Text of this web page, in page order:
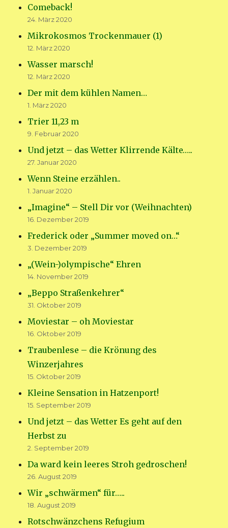
Comeback!
24. März 2020
Mikrokosmos Trockenmauer (1)
12. März 2020
Wasser marsch!
12. März 2020
Der mit dem kühlen Namen…
1. März 2020
Trier 11,23 m
9. Februar 2020
Und jetzt – das Wetter Klirrende Kälte…..
27. Januar 2020
Wenn Steine erzählen..
1. Januar 2020
„Imagine“ – Stell Dir vor (Weihnachten)
16. Dezember 2019
Frederick oder „Summer moved on…“
3. Dezember 2019
„(Wein-)olympische“ Ehren
14. November 2019
„Beppo Straßenkehrer“
31. Oktober 2019
Moviestar – oh Moviestar
16. Oktober 2019
Traubenlese – die Krönung des
Winzerjahres
15. Oktober 2019
Kleine Sensation in Hatzenport!
15. September 2019
Und jetzt – das Wetter Es geht auf den
Herbst zu
2. September 2019
Da ward kein leeres Stroh gedroschen!
26. August 2019
Wir „schwärmen“ für…..
18. August 2019
Rotschwänzchens Refugium